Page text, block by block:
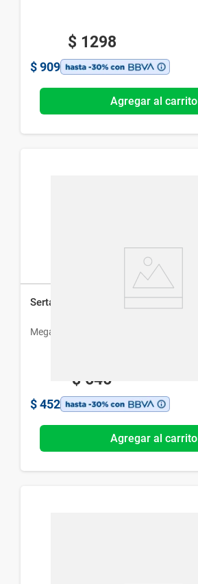
$ 1298
$ 909
Agregar al carrito
Sertal Gotas x 25 ml
Megalabs
$ 646
$ 452
Agregar al carrito